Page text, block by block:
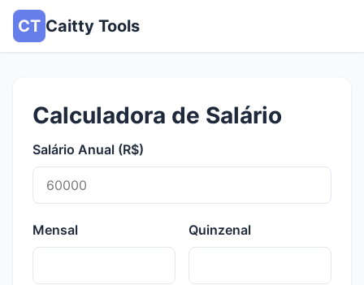
CT Caitty Tools
Calculadora de Salário
Salário Anual (R$)
Mensal Quinzenal